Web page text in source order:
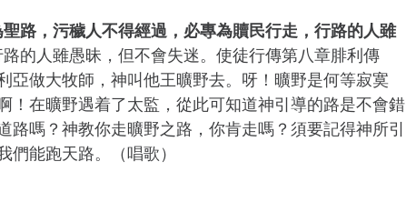
路，污穢人不得經過，必專為贖民行走，行路的人雖
的人雖愚昧，但不會失迷。使徒行傳第八章腓利傳
亞做大牧師，神叫他王曠野去。呀！曠野是何等寂寞
！在曠野遇着了太監，從此可知道神引導的路是不會錯
路嗎？神教你走曠野之路，你肯走嗎？須要記得神所引
能跑天路。（唱歌）